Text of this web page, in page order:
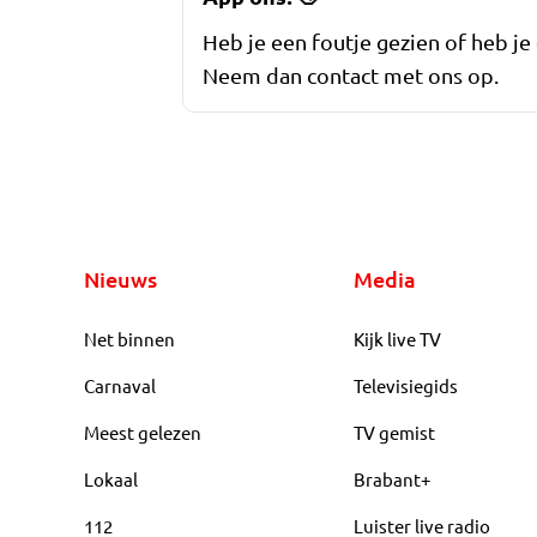
Heb je een foutje gezien of heb
Neem dan contact met ons op.
Nieuws
Net binnen
Carnaval
Meest gelezen
Lokaal
112
Media
Kijk live TV
Televisiegids
TV gemist
Brabant+
Luister live radio